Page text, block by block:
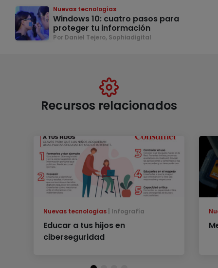
Nuevas tecnologías
Windows 10: cuatro pasos para
proteger tu información
Por Daniel Tejero, Sophiadigital
Recursos relacionados
Nuevas tecnologías Infografía
Educar a tus hijos en
ciberseguridad